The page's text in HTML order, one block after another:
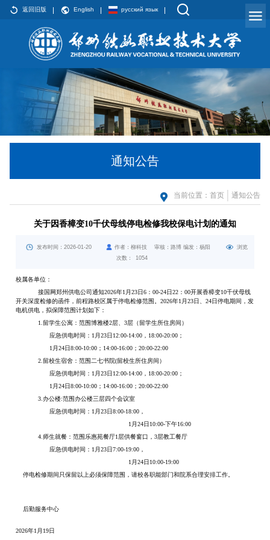
返回旧版 English русский язык
通知公告
当前位置： 首页 通知公告
关于因香樟变10千伏母线停电检修我校保电计划的通知
发布时间：2026-01-20 作者：柳科技 审核：路博 编发：杨阳
浏览
次数：
1054
校属各单位：
接国网郑州供电公司通知2026年1月23日6：00-24日22：00开展香樟变10千伏母线
开关深度检修的函件，前程路校区属于停电检修范围。2026年1月23日、24日停电期间，发
电机供电，拟保障范围计划如下：
1.留学生公寓：范围博雅楼2层、3层（留学生所住房间）
应急供电时间：1月23日12:00-14:00，18:00-20:00；
1月24日8:00-10:00；14:00-16:00；20:00-22:00
2.留校生宿舍：范围二七书院(留校生所住房间）
应急供电时间：1月23日12:00-14:00，18:00-20:00；
1月24日8:00-10:00；14:00-16:00；20:00-22:00
3.办公楼:范围办公楼三层四个会议室
应急供电时间：1月23日8:00-18:00，
1月24日10:00-下午16:00
4.师生就餐：范围乐惠苑餐厅1层供餐窗口，3层教工餐厅
应急供电时间：1月23日7:00-19:00，
1月24日10:00-19:00
停电检修期间只保留以上必须保障范围，请校各职能部门和院系合理安排工作。
后勤服务中心
2026年1月19日